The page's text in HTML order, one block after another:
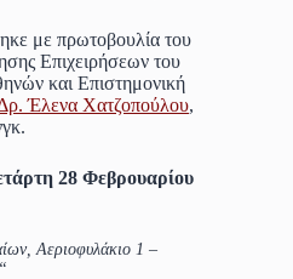
με πρωτοβουλία του
Επιχειρήσεων του
και Επιστημονική
Έλενα Χατζοπούλου,
28 Φεβρουαρίου
Αεριοφυλάκιο 1 –